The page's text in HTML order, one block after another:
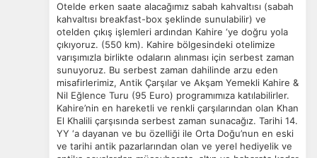
Otelde erken saate alacağımız sabah kahvaltısı (sabah
kahvaltısı breakfast-box şeklinde sunulabilir) ve
otelden çıkış işlemleri ardından Kahire ‘ye doğru yola
çıkıyoruz. (550 km). Kahire bölgesindeki otelimize
varışımızla birlikte odaların alınması için serbest zaman
sunuyoruz. Bu serbest zaman dahilinde arzu eden
misafirlerimiz, Antik Çarşılar ve Akşam Yemekli Kahire &
Nil Eğlence Turu (95 Euro) programımıza katılabilirler.
Kahire’nin en hareketli ve renkli çarşılarından olan Khan
El Khalili çarşısında serbest zaman sunacağız. Tarihi 14.
YY ‘a dayanan ve bu özelliği ile Orta Doğu’nun en eski
ve tarihi antik pazarlarından olan ve yerel hediyelik ve